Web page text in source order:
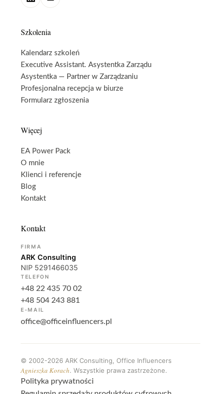
Szkolenia
Kalendarz szkoleń
Executive Assistant. Asystentka Zarządu
Asystentka — Partner w Zarządzaniu
Profesjonalna recepcja w biurze
Formularz zgłoszenia
Więcej
EA Power Pack
O mnie
Klienci i referencje
Blog
Kontakt
Kontakt
FIRMA
ARK Consulting
NIP 5291466035
TELEFON
+48 22 435 70 02
+48 504 243 881
E-MAIL
office@officeinfluencers.pl
© 2002-2026 ARK Consulting, Office Influencers
Agnieszka Korach. Wszystkie prawa zastrzeżone.
Polityka prywatności